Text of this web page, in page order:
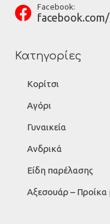
Facebook:
Κατηγορίες
Κορίτσι
Αγόρι
Γυναικεία
Ανδρικά
Είδη παρέλασης
Αξεσουάρ –